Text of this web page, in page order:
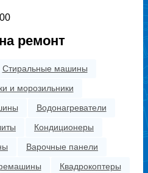
ремонт
Стиральные машины
и морозильники
Водонагреватели
Кондиционеры
Варочные панели
Квадрокоптеры